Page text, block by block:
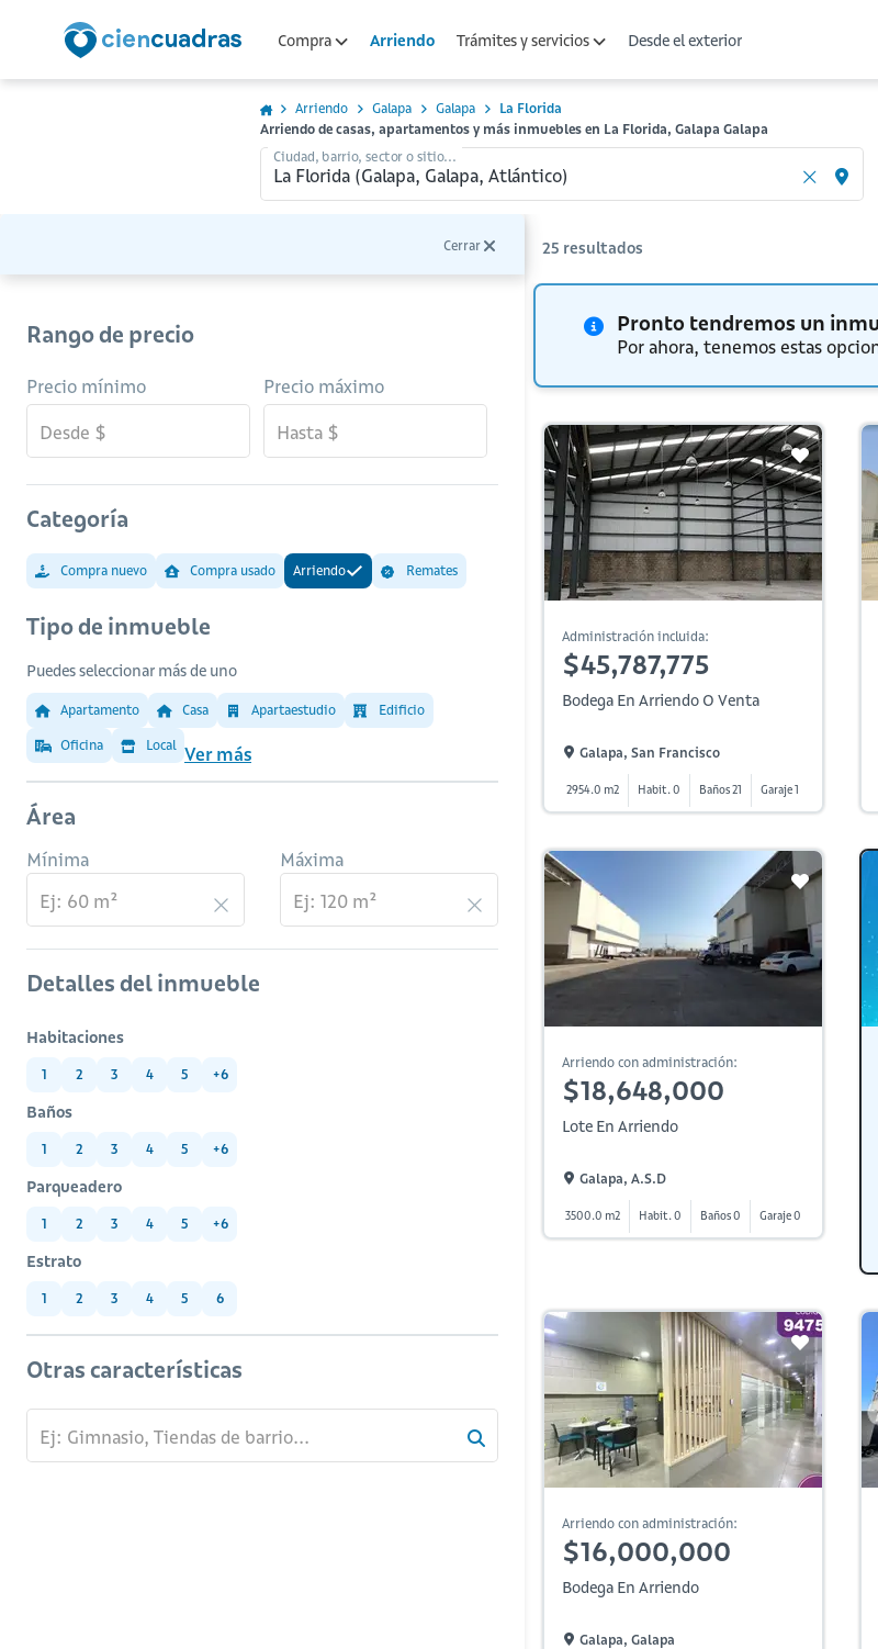
Compra Arriendo Trámites y servicios Desde el exterior
Arriendo Galapa Galapa
La Florida
Arriendo de casas, apartamentos y más inmuebles en La Florida, Galapa Galapa
Ciudad, barrio, sector o sitio...
Cerrar
Rango de precio
Precio mínimo Precio máximo
Categoría
Compra nuevo Compra usado Arriendo Remates
Tipo de inmueble
Puedes seleccionar más de uno
Apartamento Casa Apartaestudio Edificio
Oficina Local Ver más
Área
Mínima Máxima
Detalles del inmueble
Habitaciones
1 2 3 4 5 +6
Baños
1 2 3 4 5 +6
Parqueadero
1 2 3 4 5 +6
Estrato
1 2 3 4 5 6
Otras características
25 resultados
Pronto tendremos un
Por ahora, tenemos estas
Administración incluida:
$45,787,775
Bodega En Arriendo O Venta
Galapa, San Francisco
2954.0 m2 Habit. 0 Baños 21 Garaje 1
Arriendo con administración:
$18,648,000
Lote En Arriendo
Galapa, A.s.d
3500.0 m2 Habit. 0 Baños 0 Garaje 0
Arriendo con administración:
$16,000,000
Bodega En Arriendo
Galapa, Galapa